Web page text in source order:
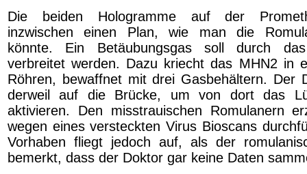
Die beiden Hologramme auf der
inzwischen einen Plan, wie man die
könnte. Ein Betäubungsgas soll durch das
verbreitet werden. Dazu kriecht das MHN2 in
Röhren, bewaffnet mit drei Gasbehältern. Der
derweil auf die Brücke, um von dort das
aktivieren. Den misstrauischen Romulanern
wegen eines versteckten Virus Bioscans
Vorhaben fliegt jedoch auf, als der
bemerkt, dass der Doktor gar keine Daten